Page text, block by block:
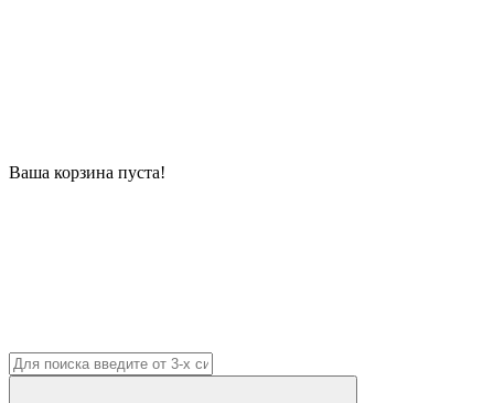
Ваша корзина пуста!